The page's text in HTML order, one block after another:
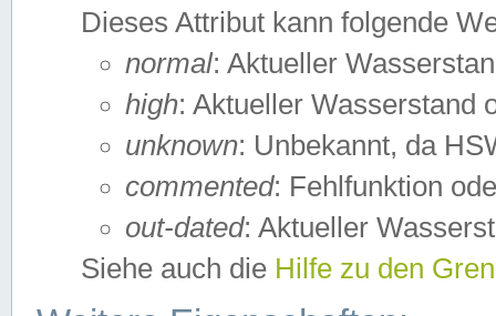
Dieses Attribut kann folgende
normal: Aktueller
high: Aktueller Wasserstand
unknown: Unbekannt, da
commented: Fehlfunktion
out-dated: Aktueller
Siehe auch die Hilfe zu den